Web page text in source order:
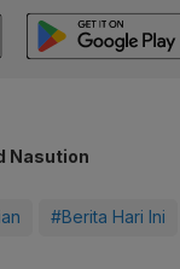
Nasution
#Berita Hari Ini